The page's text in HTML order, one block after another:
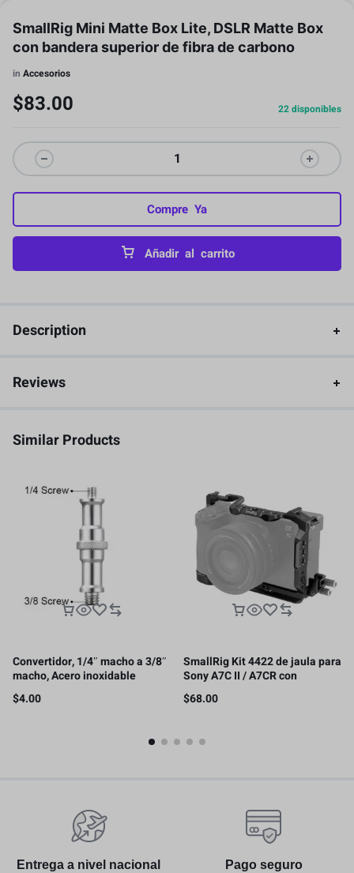
SmallRig Mini Matte Box Lite, DSLR Matte Box
con bandera superior de fibra de carbono
in Accesorios
$83.00 22 disponibles
Añadir al carrito
Compre Ya
Description
Reviews
Similar Products
Convertidor, 1/4″ macho a 3/8″
macho, Acero inoxidable
$4.00
SmallRig Kit 4422 de jaula para
Sony A7C II / A7CR con
abrazadera de cable para HDMI
$68.00
Entrega a nivel nacional Pago seguro